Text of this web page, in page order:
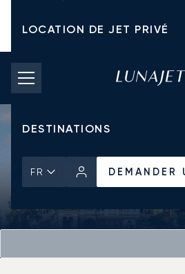
LOCATION DE JET PRIVÉ
TARIFS D'AFFRÈTEMENT
JETS PRIVÉS
DESTINATIONS
FR DEMANDER